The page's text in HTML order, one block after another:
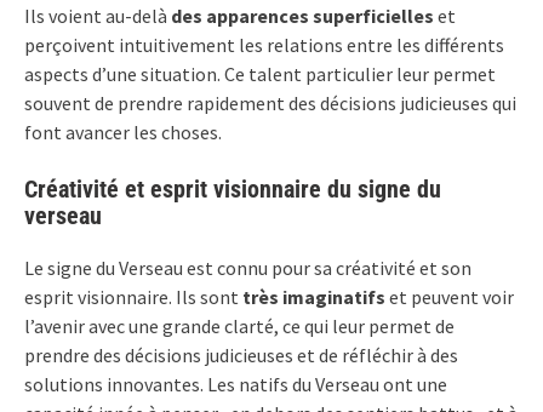
Ils voient au-delà des apparences superficielles et
perçoivent intuitivement les relations entre les différents
aspects d’une situation. Ce talent particulier leur permet
souvent de prendre rapidement des décisions judicieuses qui
font avancer les choses.
Créativité et esprit visionnaire du signe du
verseau
Le signe du Verseau est connu pour sa créativité et son
esprit visionnaire. Ils sont très imaginatifs et peuvent voir
l’avenir avec une grande clarté, ce qui leur permet de
prendre des décisions judicieuses et de réfléchir à des
solutions innovantes. Les natifs du Verseau ont une